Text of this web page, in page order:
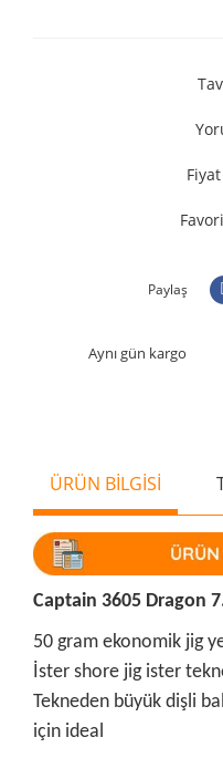
Paylaş
Aynı gün kargo
ÜRÜN BİLGİSİ
Captain 3605 Dragon
50 gram ekonomik jig
İster shore jig ister
Tekneden büyük dişli
için ideal